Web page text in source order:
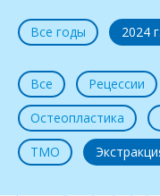
Все годы 2024 г.
Все Рецессии
Остеопластика
ТМО